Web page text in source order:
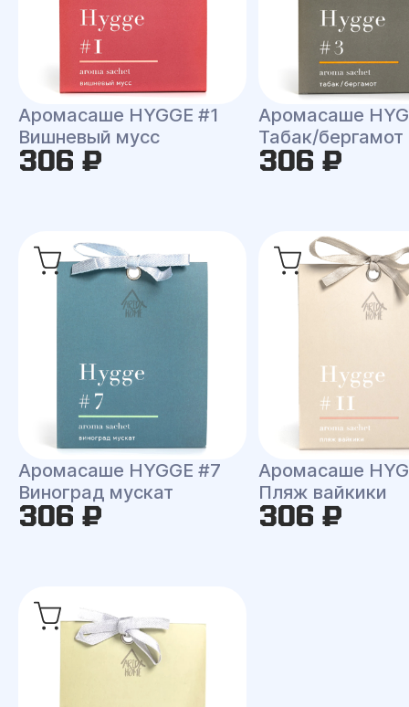
Аромасаше HYGGE #1
Вишневый мусс
306 ₽
Аромасаше
Табак/бергамот
306 ₽
Аромасаше HYGGE #7
Виноград мускат
306 ₽
Аромасаше
Пляж вайкики
306 ₽